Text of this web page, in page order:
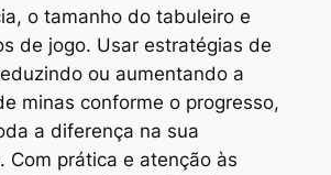
o tamanho do tabuleiro e
de jogo. Usar estratégias de
ou aumentando a
minas conforme o progresso,
a diferença na sua
Com prática e atenção às